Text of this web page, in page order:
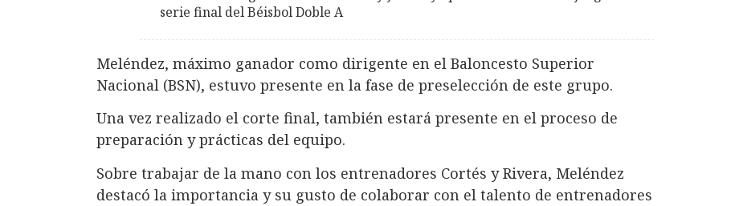
serie final del Béisbol Doble A
Meléndez, máximo ganador como dirigente en el Baloncesto Superior
Nacional (BSN), estuvo presente en la fase de preselección de este grupo.
Una vez realizado el corte final, también estará presente en el proceso de
preparación y prácticas del equipo.
Sobre trabajar de la mano con los entrenadores Cortés y Rivera, Meléndez
destacó la importancia y su gusto de colaborar con el talento de entrenadores